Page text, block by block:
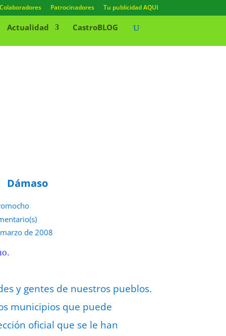
Colaboradores Patrocinadores Tu publicidad AQUI
Actualidad CastroBLOG
Dámaso
de 2008
y gentes de nuestros pueblos.
municipios que puede
oficial que se le han